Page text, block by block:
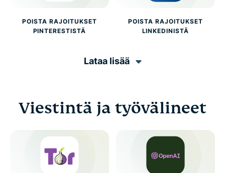
POISTA RAJOITUKSET
PINTERESTISTÄ
POISTA RAJOITUKSET
LINKEDINISTÄ
Lataa lisää
Viestintä ja työvälineet